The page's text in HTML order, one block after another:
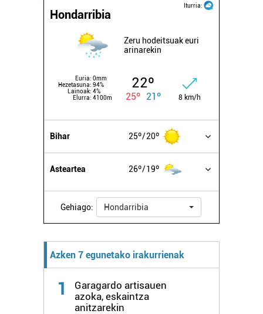
Iturria:
Hondarribia
Zeru hodeitsuak euri
arinarekin
Euria: 0mm
Hezetasuna: 94%
Lainoak: 4%
Elurra: 4100m
22º
25º 21º 8 km/h
Bihar 25º 20º
Asteartea 26º 19º
Gehiago: Hondarribia
Azken 7 egunetako irakurrienak
1
Garagardo artisauen
azoka, eskaintza
anitzarekin